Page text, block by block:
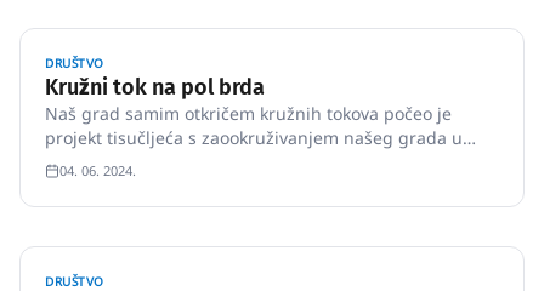
DRUŠTVO
Kružni tok na pol brda
Naš grad samim otkričem kružnih tokova počeo je
projekt tisučljeća s zaookruživanjem našeg grada u
jedan veliki turbo mega gigantski kružni tok.
04. 06. 2024.
DRUŠTVO